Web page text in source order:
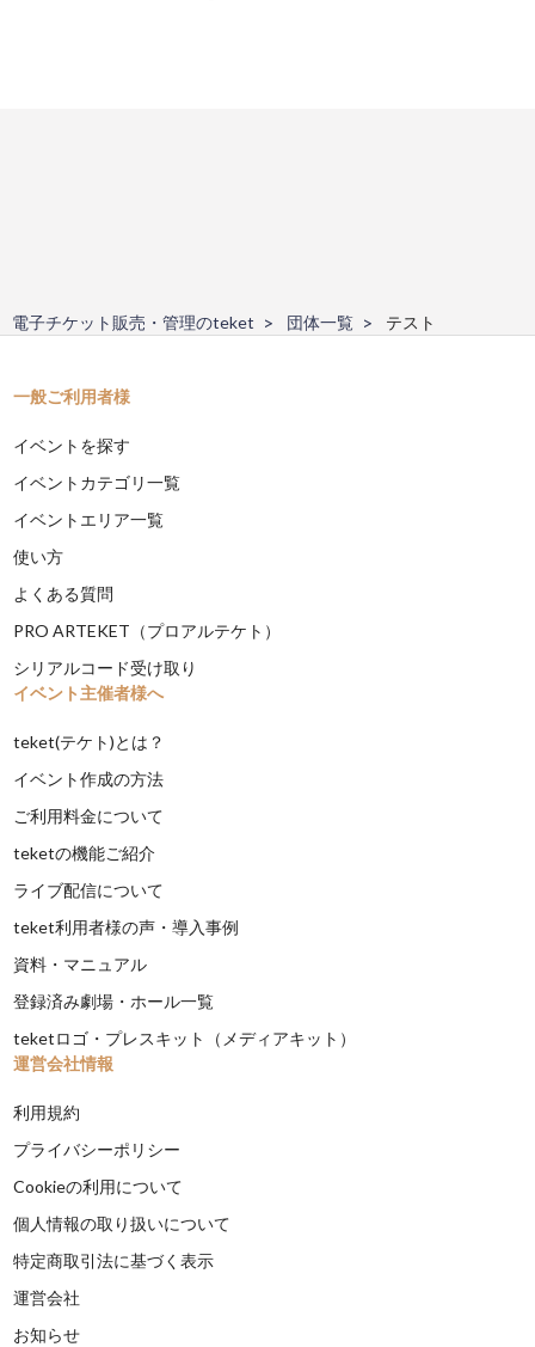
電子チケット販売・管理のteket 団体一覧 テスト
一般ご利用者様
イベントを探す
イベントカテゴリ一覧
イベントエリア一覧
使い方
よくある質問
PRO ARTEKET（プロアルテケト）
シリアルコード受け取り
イベント主催者様へ
teket(テケト)とは？
イベント作成の方法
ご利用料金について
teketの機能ご紹介
ライブ配信について
teket利用者様の声・導入事例
資料・マニュアル
登録済み劇場・ホール一覧
teketロゴ・プレスキット（メディアキット）
運営会社情報
利用規約
プライバシーポリシー
Cookieの利用について
個人情報の取り扱いについて
特定商取引法に基づく表示
運営会社
お知らせ